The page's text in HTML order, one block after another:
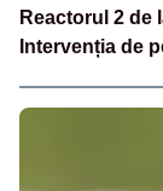
Reactorul 2 de
Intervenția de